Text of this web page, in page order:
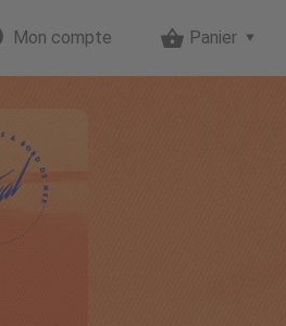
Panier
Mon compte